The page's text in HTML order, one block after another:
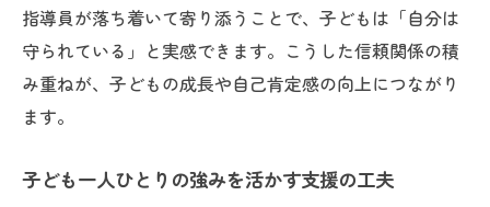
ト
発達障害児の安心感を重視した環境づくり
子どもの行動を理解するための観察視点
命を預かる仕事で意識したい情報共有のコ
指導員が落ち着いて寄り添うことで、子どもは「自分は
守られている」と実感できます。こうした信頼関係の積
み重ねが、子どもの成長や自己肯定感の向上につながり
ます。
子ども一人ひとりの強みを活かす支援の工夫